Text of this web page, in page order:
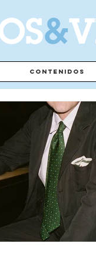
&
Contenidos